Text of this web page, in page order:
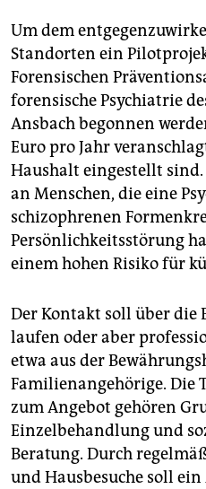
Um dem
Standorten ein
Forensischen
forensische Psychiatrie
Ansbach begonnen
Euro pro Jahr
Haushalt eingestellt
an Menschen, die eine
schizophrenen
Persönlichkeitsstörung
einem hohen Risiko für
Der Kontakt soll über die
laufen oder aber
etwa aus der
Familienangehörige. Die
zum Angebot gehören
Einzelbehandlung und
Beratung. Durch
und Hausbesuche soll